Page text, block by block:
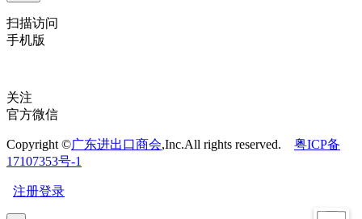
扫描访问
手机版
关注
官方微信
Copyright ©广东进出口商会,Inc.All rights reserved. 粤ICP备
17107353号-1
注册登录